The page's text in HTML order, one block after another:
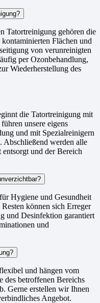
Tatortreinigung gehören die
Flächen und
von verunreinigten
per Ozonbehandlung,
Wiederherstellung des
die Tatortreinigung mit
unsere eigens
und mit Spezialreinigern
Abschließend werden alle
und der Bereich
Hygiene und Gesundheit
können sich Erreger
und Desinfektion garantiert
und
und hängen vom
des betroffenen Bereichs
Gerne erstellen wir Ihnen
Angebot.